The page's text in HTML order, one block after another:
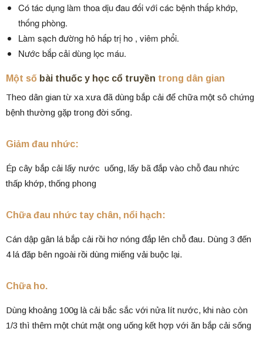
Có tác dụng làm thoa dịu đau đối với các bệnh thấp khớp,
thống phòng.
Làm sạch đường hô hấp trị ho , viêm phổi.
Nước bắp cải dùng lọc máu.
Một số bài thuốc y học cổ truyền trong dân gian
Theo dân gian từ xa xưa đã dùng bắp cải để chữa một sô chứng
bệnh thường gặp trong đời sống.
Giảm đau nhức:
Ép cây bắp cải lấy nước uống, lấy bã đắp vào chỗ đau nhức
thấp khớp, thống phong
Chữa đau nhức tay chân, nổi hạch:
Cán dập gân lá bắp cải rồi hơ nóng đắp lên chỗ đau. Dùng 3 đến
4 lá đăp bên ngoài rồi dùng miếng vải buộc lại.
Chữa ho.
Dùng khoảng 100g là cải bắc sắc với nửa lít nước, khi nào còn
1/3 thì thêm một chút mật ong uống kết hợp với ăn bắp cải sống